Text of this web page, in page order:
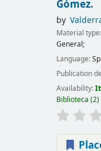
Gómez.
by
Material type:
General;
Language:
Publication
Availability:
Biblioteca (2)